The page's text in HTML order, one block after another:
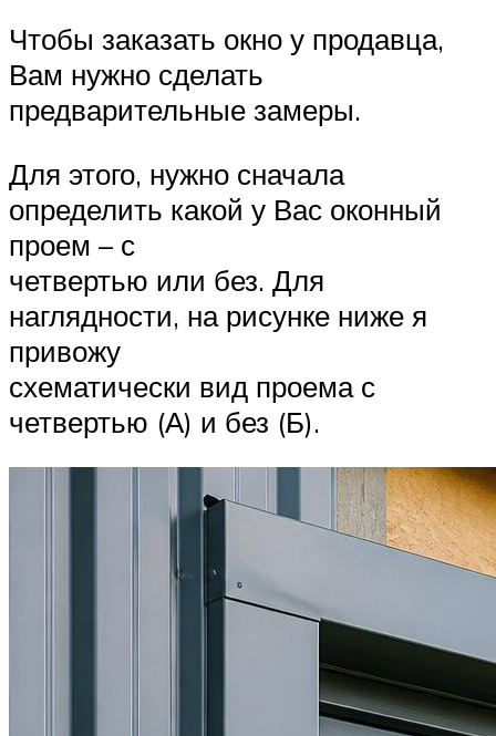
Чтобы заказать окно у продавца,
Вам нужно сделать
предварительные замеры.
Для этого, нужно сначала
определить какой у Вас оконный
проем – с
четвертью или без. Для
наглядности, на рисунке ниже я
привожу
схематически вид проема с
четвертью (А) и без (Б).